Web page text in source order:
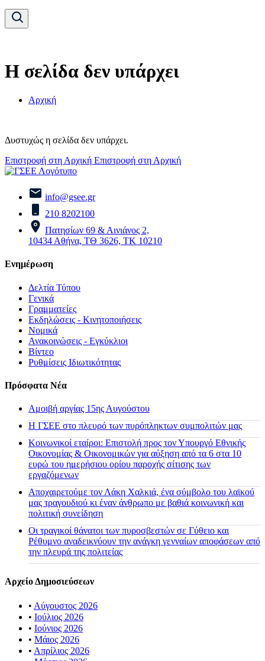
Η σελίδα δεν υπάρχει
Αρχική
Δυστυχώς η σελίδα δεν υπάρχει.
Επιστροφή στη Αρχική Επιστροφή στη Αρχική
info@gsee.gr
210 8202100
Πατησίων 69 & Αινιάνος 2,
10434 Αθήνα, ΤΘ 3626, ΤΚ 10210
Ενημέρωση
Δελτία Τύπου
Γενικά
Γραμματείες
Εκδηλώσεις - Κινητοποιήσεις
Νομικά
Ανακοινώσεις - Εγκύκλιοι
Βίντεο
Ρυθμίσεις Ιδιωτικότητας
Πρόσφατα Νέα
Αμοιβή αργίας 15ης Αυγούστου
H ΓΣΕΕ στο πλευρό των πυρόπληκτων συμπολιτών μας
Κοινωνικοί εταίροι: Επιστολή προς τον Υπουργό Εθνικής
Οικονομίας & Οικονομικών για αύξηση από τα 6 στα 10
ευρώ του ημερήσιου ορίου παροχής σίτισης των
εργαζόμενων
Αποχαιρετούμε τον Λάκη Χαλκιά, ένα σύμβολο του λαϊκού
μας τραγουδιού κι έναν άνθρωπο με βαθιά κοινωνική και
πολιτική συνείδηση
Οι τραγικοί θάνατοι των πυροσβεστών σε Γύθειο και
Ρέθυμνο αναδεικνύουν την ανάγκη γενναίων αποφάσεων από
την πλευρά της πολιτείας
Αρχείο Δημοσιεύσεων
• Αύγουστος 2026
• Ιούλιος 2026
• Ιούνιος 2026
• Μάιος 2026
• Απρίλιος 2026